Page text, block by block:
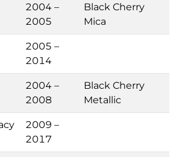
2004 –
2005
Black Cherry
Mica
2005 –
2014
2004 –
2008
Black Cherry
Metallic
2009 –
2017